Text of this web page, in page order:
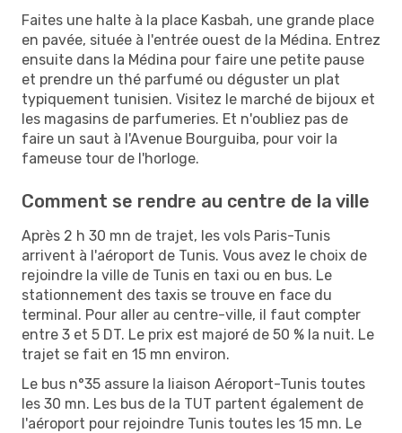
Faites une halte à la place Kasbah, une grande place
en pavée, située à l'entrée ouest de la Médina. Entrez
ensuite dans la Médina pour faire une petite pause
et prendre un thé parfumé ou déguster un plat
typiquement tunisien. Visitez le marché de bijoux et
les magasins de parfumeries. Et n'oubliez pas de
faire un saut à l'Avenue Bourguiba, pour voir la
fameuse tour de l'horloge.
Comment se rendre au centre de la ville
Après 2 h 30 mn de trajet, les vols Paris-Tunis
arrivent à l'aéroport de Tunis. Vous avez le choix de
rejoindre la ville de Tunis en taxi ou en bus. Le
stationnement des taxis se trouve en face du
terminal. Pour aller au centre-ville, il faut compter
entre 3 et 5 DT. Le prix est majoré de 50 % la nuit. Le
trajet se fait en 15 mn environ.
Le bus n°35 assure la liaison Aéroport-Tunis toutes
les 30 mn. Les bus de la TUT partent également de
l'aéroport pour rejoindre Tunis toutes les 15 mn. Le